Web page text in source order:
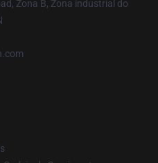
Zona B, Zona industrial do